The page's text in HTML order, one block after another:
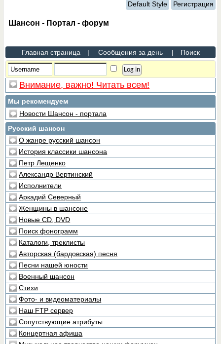
Default Style Регистрация
Шансон - Портал - форум
Главная страница | Сообщения за день | Поиск
Внимание, важно! Читать всем!
Мы рекомендуем
Новости Шансон - портала
Русский шансон
О жанре русский шансон
История классики шансона
Петр Лещенко
Александр Вертинский
Исполнители
Аркадий Северный
Женщины в шансоне
Новые CD, DVD
Поиск фонограмм
Каталоги, треклисты
Авторская (бардовская) песня
Песни нашей юности
Военный шансон
Стихи
Фото- и видеоматериалы
Наш FTP сервер
Сопутствующие атрибуты
Концертная афиша